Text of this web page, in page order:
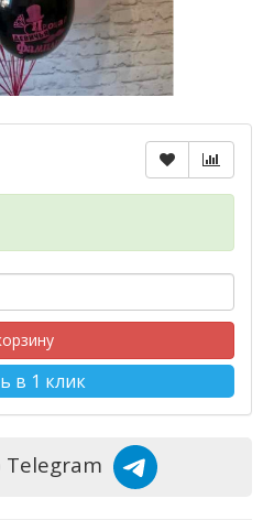
в 1 клик
Telegram